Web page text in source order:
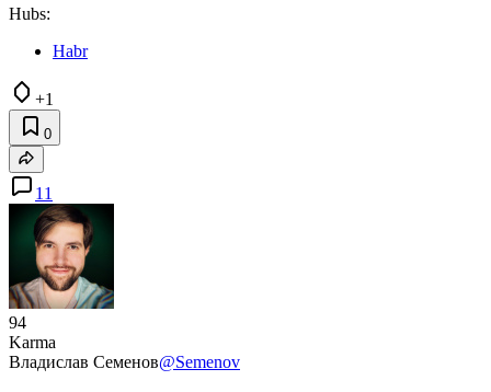
Hubs:
Habr
+1
0
11
94
Karma
Владислав Семенов@Semenov